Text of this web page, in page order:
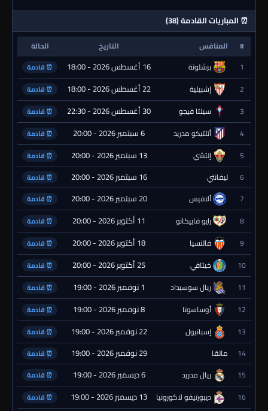
⏰ المباريات القادمة (38)
# المنافس التاريخ
الحالة
1
برشلونة 16 أغسطس 2026 - 18:00 ⏰ قادمة
2 إشبيلية 22 أغسطس 2026 - 18:00 ⏰ قادمة
3 سيلتا فيجو 30 أغسطس 2026 - 22:30 ⏰ قادمة
4 أتلتيكو مدريد 6 سبتمبر 2026 - 20:00 ⏰ قادمة
5 إلتشي 13 سبتمبر 2026 - 20:00 ⏰ قادمة
6 ليفانتي 16 سبتمبر 2026 - 20:00 ⏰ قادمة
7 ألافيس 20 سبتمبر 2026 - 20:00 ⏰ قادمة
8 رايو فاييكانو 11 أكتوبر 2026 - 20:00 ⏰ قادمة
9 فالنسيا 18 أكتوبر 2026 - 20:00 ⏰ قادمة
10 خيتافي 25 أكتوبر 2026 - 20:00 ⏰ قادمة
11 ريال سوسيداد 1 نوفمبر 2026 - 19:00 ⏰ قادمة
12 أوساسونا 8 نوفمبر 2026 - 19:00 ⏰ قادمة
13 إسبانيول 22 نوفمبر 2026 - 19:00 ⏰ قادمة
14 مالقا 29 نوفمبر 2026 - 19:00 ⏰ قادمة
15 ريال مدريد 6 ديسمبر 2026 - 19:00 ⏰ قادمة
16 ديبورتيفو لاكورونيا 13 ديسمبر 2026 - 19:00 ⏰ قادمة